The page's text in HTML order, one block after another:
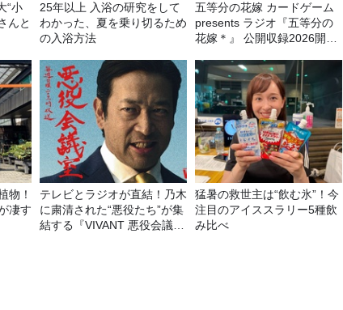
んと
25年以上 入浴の研究をして
わかった、夏を乗り切るため
の入浴方法
五等分の花嫁 カードゲーム
presents ラジオ『五等分の
花嫁＊』 公開収録2026開催
物！
凄す
テレビとラジオが直結！乃木
に粛清された“悪役たち”が集
結する『VIVANT 悪役会議
猛暑の救世主は“飲む氷”！今
注目のアイススラリー5種飲
み比べ